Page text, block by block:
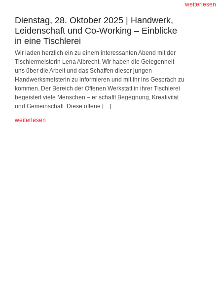
weiterlesen
Dienstag, 28. Oktober 2025 | Handwerk,
Leidenschaft und Co-Working – Einblicke
in eine Tischlerei
Wir laden herzlich ein zu einem interessanten Abend mit der
Tischlermeisterin Lena Albrecht. Wir haben die Gelegenheit
uns über die Arbeit und das Schaffen dieser jungen
Handwerksmeisterin zu informieren und mit ihr ins Gespräch zu
kommen. Der Bereich der Offenen Werkstatt in ihrer Tischlerei
begeistert viele Menschen – er schafft Begegnung, Kreativität
und Gemeinschaft. Diese offene […]
weiterlesen